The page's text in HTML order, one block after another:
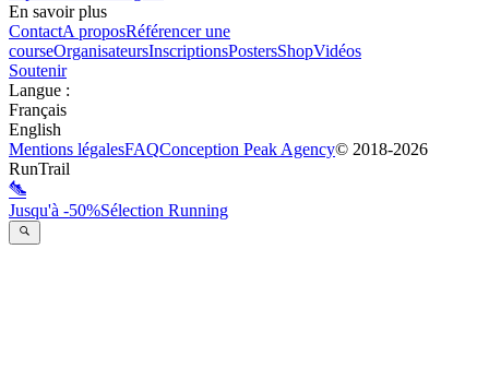
En savoir plus
ContactA proposRéférencer une
courseOrganisateursInscriptionsPostersShopVidéos
Soutenir
Langue :
Français
English
Mentions légalesFAQConception Peak Agency© 2018-2026
RunTrail
Jusqu'à -50%Sélection Running